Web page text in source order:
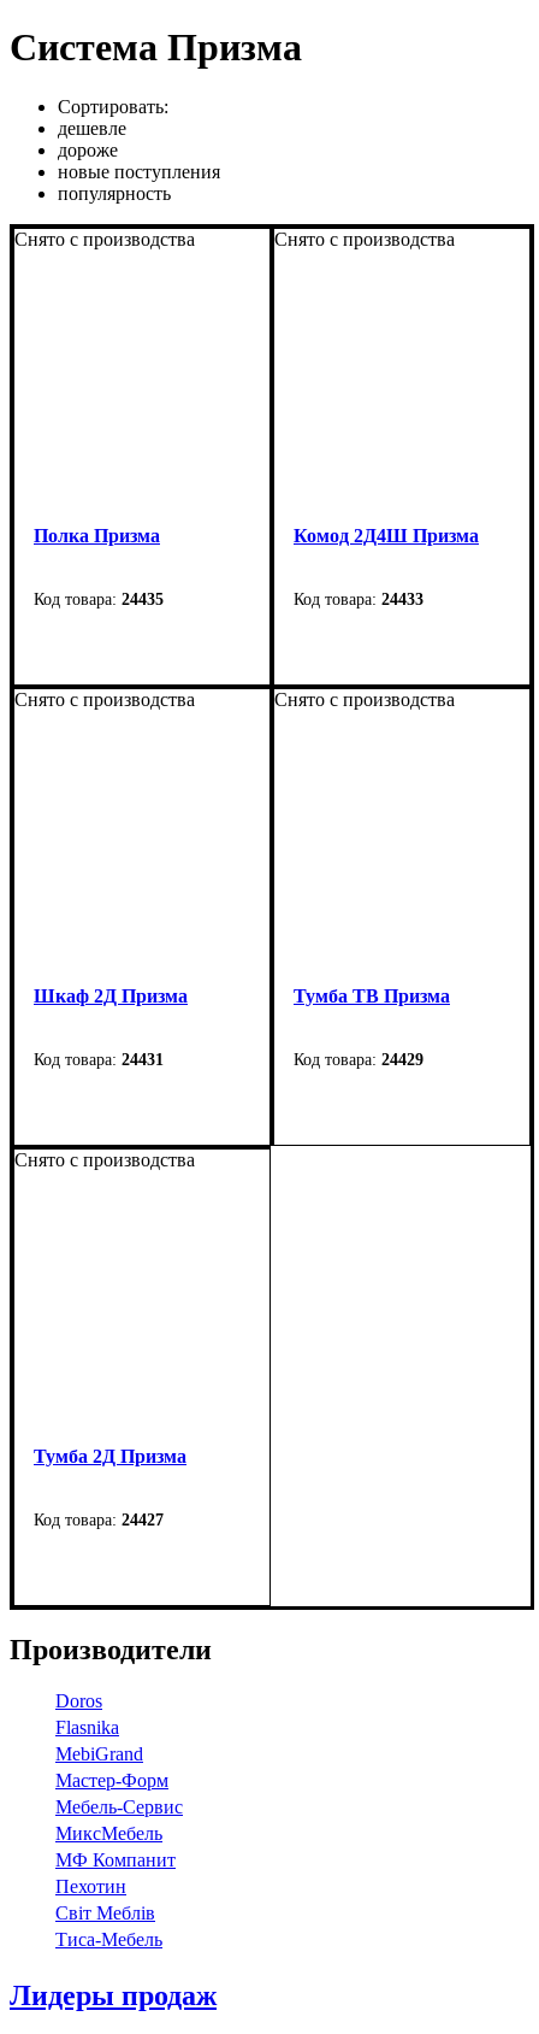
Система Призма
Сортировать:
дешевле
дороже
новые поступления
популярность
Снято с производства
Полка Призма
24435
Высота: 200 мм
Глубина: 200 мм
Снято с производства
Комод 2Д4Ш Призма
24433
Высота: 1000 мм
Глубина: 450 мм
Снято с производства
Шкаф 2Д Призма
24431
Высота: 2000 мм
Глубина: 400 мм
Снято с производства
Тумба ТВ Призма
24429
Высота: 480 мм
Снято с производства
Тумба 2Д Призма
24427
Высота: 1200 мм
Производители
Doros
Flasnika
МebiGrand
Мастер-Форм
Мебель-Сервис
МиксМебель
МФ Компанит
Пехотин
Світ Меблів
Тиса-Мебель
Лидеры продаж